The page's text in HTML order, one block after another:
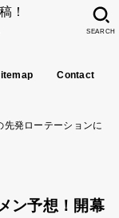
！
Contact
SEARCH
先発ローテーションに
ン予想！開幕